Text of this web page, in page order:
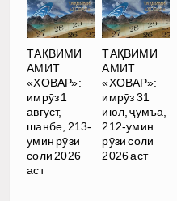
ТАҚВИМИ
АМИТ
«ХОВАР»:
имрӯз 1
август,
шанбе, 213-
умин рӯзи
соли 2026
аст
ТАҚВИМИ
АМИТ
«ХОВАР»:
имрӯз 31
июл, ҷумъа,
212-умин
рӯзи соли
2026 аст